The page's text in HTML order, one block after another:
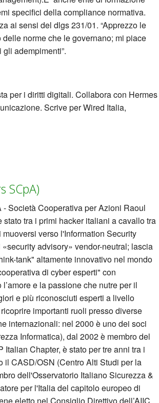
specifici della compliance normativa.
ai sensi del dlgs 231/01. “Apprezzo le
norme che le governano; mi piace
adempimenti”.
per i diritti digitali. Collabora con Hermes
Scrive per Wired Italia,
SCpA)
Società Cooperativa per Azioni Raoul
tra i primi hacker italiani a cavallo tra
verso l'Information Security
advisory» vendor-neutral; lascia
tank" altamente innovativo nel mondo
di cyber esperti" con
e la passione che nutre per il
e più riconosciuti esperti a livello
importanti ruoli presso diverse
internazionali: nel 2000 è uno dei soci
Informatica), dal 2002 è membro del
Chapter, è stato per tre anni tra i
il CASD/OSN (Centro Alti Studi per la
dell'Osservatorio Italiano Sicurezza &
per l'Italia del capitolo europeo di